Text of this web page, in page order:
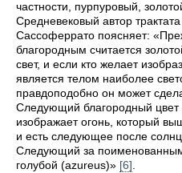
частности, пурпуровый,
Средневековый автор
Сассоферрато поясняет:
благородным считается
свет, и если кто желает
является телом наиболее
правдоподобно он может
Следующий благородный
изображает огонь, который
и есть следующее после
Следующий за
голубой (azureus)» [6]